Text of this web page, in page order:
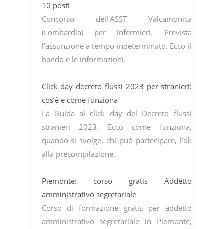
10 posti
Concorso dell'ASST Valcamonica
(Lombardia) per infermieri. Prevista
l'assunzione a tempo indeterminato. Ecco il
bando e le informazioni.
Click day decreto flussi 2023 per stranieri:
cos’è e come funziona
La Guida al click day del Decreto flussi
stranieri 2023. Ecco come funziona,
quando si svolge, chi può partecipare, l'ok
alla precompilazione.
Piemonte: corso gratis Addetto
amministrativo segretariale
Corso di formazione gratis per addetto
amministrativo segretariale in Piemonte,